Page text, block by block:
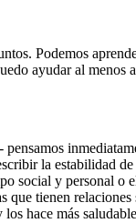
Podemos
ayudar al menos
la estabilidad de
social y personal o
que tienen relaciones
hace más